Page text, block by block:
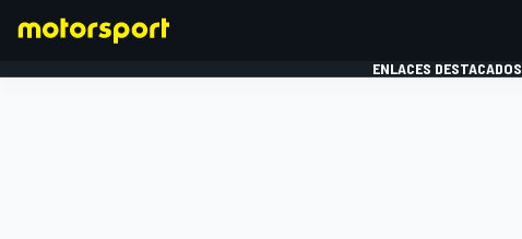
ENLACES DESTACADOS